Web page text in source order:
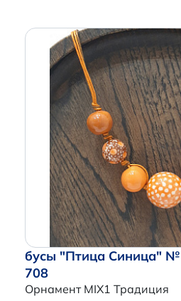
бусы "Птица Синица" №
708
Орнамент MIX1 Традиция